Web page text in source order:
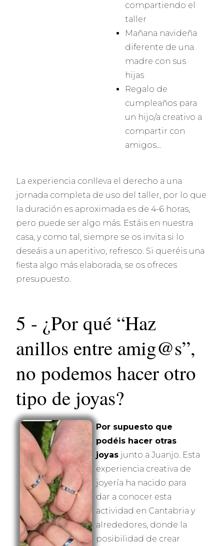
compartiendo el
taller
Mañana navideña
diferente de una
madre con sus
hijas
Regalo de
cumpleaños para
un hijo/a creativo a
compartir con
amigos…
La experiencia conlleva el derecho a una
jornada completa de uso del taller, por lo que
la duración es aproximada es de 4-6 horas,
pero puede ser algo más. Estáis en nuestra
casa, y como tal, siempre se os invita si lo
deseáis a un aperitivo, refresco. Si queréis una
fiesta algo más elaborada, se os ofreces
presupuesto.
5 - ¿Por qué “Haz
anillos entre amig@s”,
no podemos hacer otro
tipo de joyas?
Por supuesto que
podéis hacer otras
joyas junto a Juanjo. Esta
experiencia creativa de
joyería ha nacido para
dar a conocer esta
actividad en Cantabria y
alrededores, donde la
posibilidad de crear